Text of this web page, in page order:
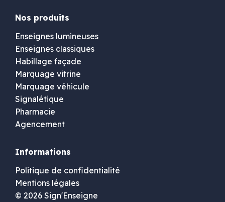
Nos produits
Enseignes lumineuses
Enseignes classiques
Habillage façade
Marquage vitrine
Marquage véhicule
Signalétique
Pharmacie
Agencement
Informations
Politique de confidentialité
Mentions légales
© 2026 Sign'Enseigne